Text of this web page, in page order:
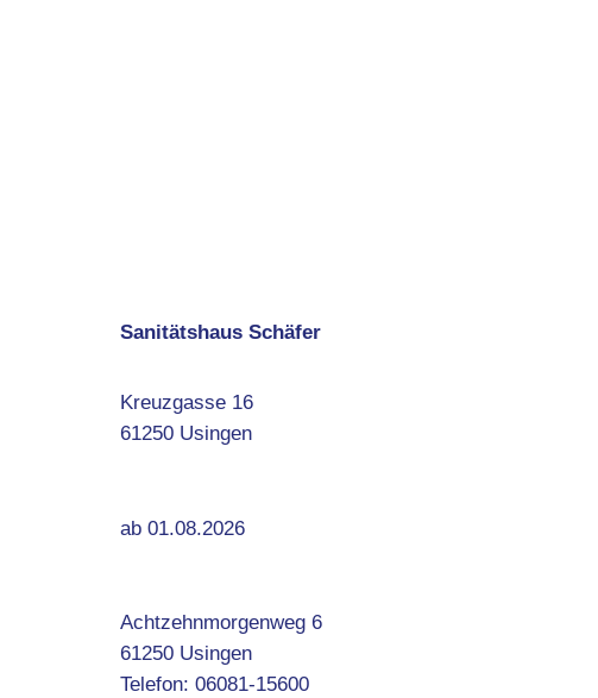
Sanitätshaus Schäfer
Kreuzgasse 16
61250 Usingen
ab 01.08.2026
Achtzehnmorgenweg 6
61250 Usingen
Telefon: 06081-15600